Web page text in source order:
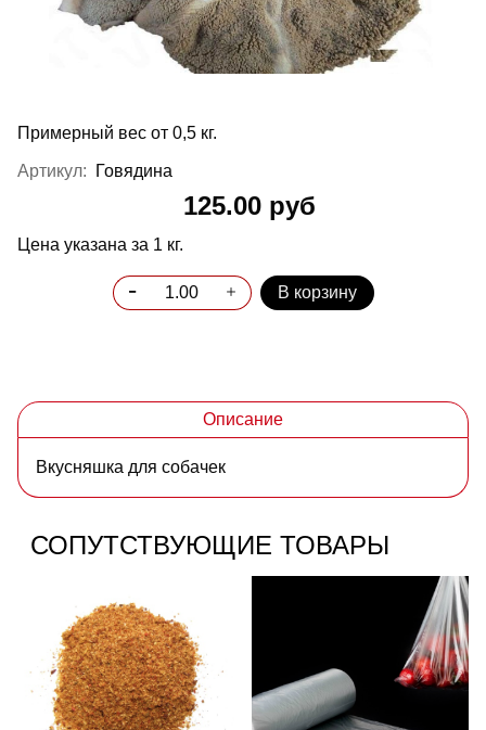
Примерный вес от 0,5 кг.
Артикул: Говядина
125.00 руб
Цена указана за 1 кг.
В корзину
Описание
Вкусняшка для собачек
СОПУТСТВУЮЩИЕ ТОВАРЫ